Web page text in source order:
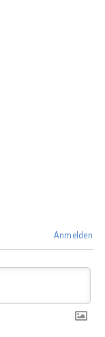
Anmelden